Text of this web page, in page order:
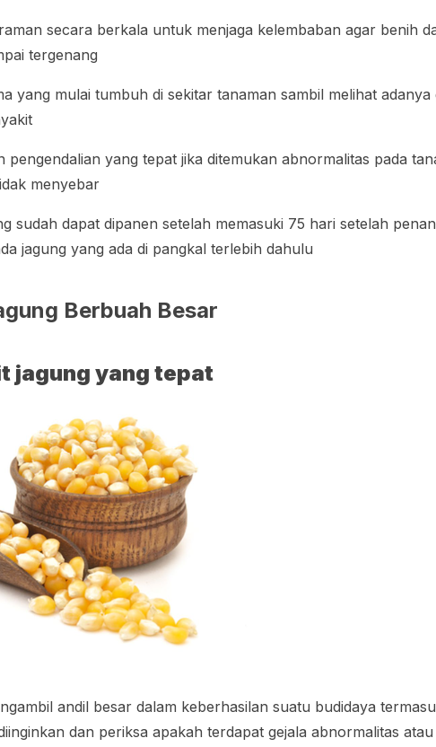
secara berkala untuk menjaga kelembaban agar benih
tergenang
yang mulai tumbuh di sekitar tanaman sambil melihat adanya
pengendalian yang tepat jika ditemukan abnormalitas pada
menyebar
sudah dapat dipanen setelah memasuki 75 hari setelah
jagung yang ada di pangkal terlebih dahulu
Berbuah Besar
jagung yang tepat
andil besar dalam keberhasilan suatu budidaya
dan periksa apakah terdapat gejala abnormalitas